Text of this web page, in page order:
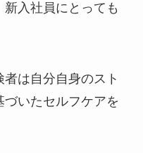
入社員にとっても
は自分自身のスト
いたセルフケアを